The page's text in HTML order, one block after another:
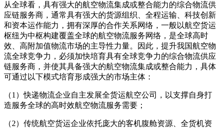
从全球看，具有强大的航空物流集成或整合能力的综合物流供
应链服务商，通常具有强大的货源组织、全程运输、科技创新
和资本运作能力，拥有深厚的合作关系网络，一般以航空货运
枢纽为中枢构建覆盖全球的航空物流服务网络，是全球高时
效、高附加值物流市场的主导性力量。
因此，提升我国航空物
流全球竞争力，必须加快培育具有全球竞争力的综合物流供应
链服务商，并使其具备强大的航空物流集成或整合能力，具体
可通过以下模式培育形成强大的市场主体：
（1）快递物流企业自主发展全货运航空公司，以支撑自身打
造服务全球的高时效航空物流服务需要；
（2）传统航空货运企业依托庞大的客机腹舱资源、全货机资